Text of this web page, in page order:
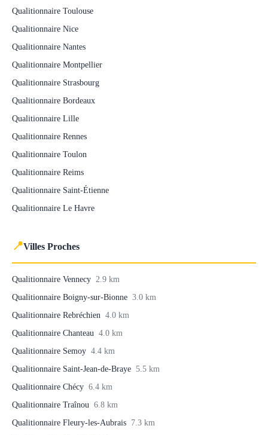
Qualitionnaire Toulouse
Qualitionnaire Nice
Qualitionnaire Nantes
Qualitionnaire Montpellier
Qualitionnaire Strasbourg
Qualitionnaire Bordeaux
Qualitionnaire Lille
Qualitionnaire Rennes
Qualitionnaire Toulon
Qualitionnaire Reims
Qualitionnaire Saint-Étienne
Qualitionnaire Le Havre
📍Villes Proches
Qualitionnaire Vennecy 2.9 km
Qualitionnaire Boigny-sur-Bionne 3.0 km
Qualitionnaire Rebréchien 4.0 km
Qualitionnaire Chanteau 4.0 km
Qualitionnaire Semoy 4.4 km
Qualitionnaire Saint-Jean-de-Braye 5.5 km
Qualitionnaire Chécy 6.4 km
Qualitionnaire Traînou 6.8 km
Qualitionnaire Fleury-les-Aubrais 7.3 km